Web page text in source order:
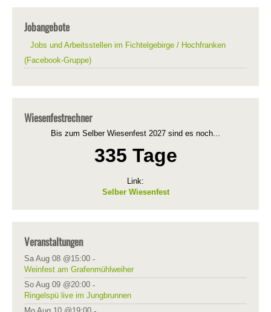
Jobangebote
Jobs und Arbeitsstellen im Fichtelgebirge / Hochfranken
(Facebook-Gruppe)
Wiesenfestrechner
Bis zum Selber Wiesenfest 2027 sind es noch...
335 Tage
Link:
Selber Wiesenfest
Veranstaltungen
Sa Aug 08 @15:00 -
Weinfest am Grafenmühlweiher
So Aug 09 @20:00 -
Ringelspü live im Jungbrunnen